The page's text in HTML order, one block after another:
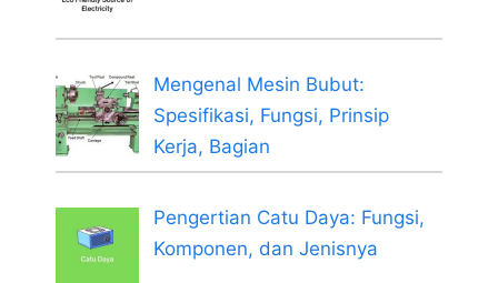
Mengenal Mesin Bubut:
Spesifikasi, Fungsi, Prinsip
Kerja, Bagian
Pengertian Catu Daya: Fungsi,
Komponen, dan Jenisnya